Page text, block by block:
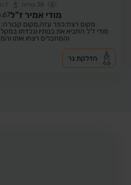
38 צפיות 1
מודי אמיר ז"ל67,
מקום רצח:כפר עזה,מקום
מודי ז"ל החביא את בנותיו ונכדתו
והמחבלים רצחו אותו
הדלקת נר